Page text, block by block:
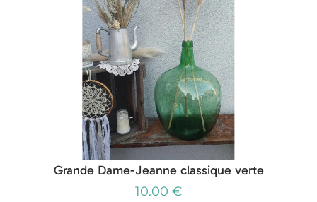
Grande Dame-Jeanne classique verte
10.00 €